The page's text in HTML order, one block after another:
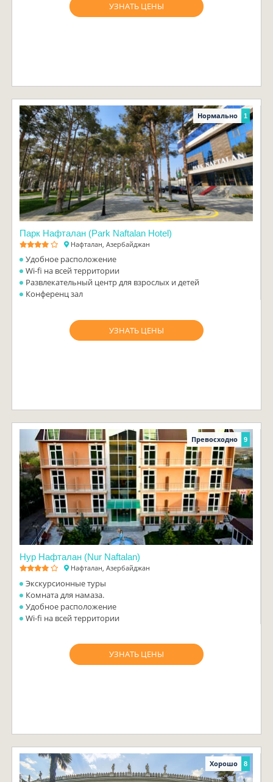
УЗНАТЬ ЦЕНЫ
Нормально 1
Парк Нафталан (Park Naftalan Hotel)
Нафталан, Азербайджан
Удобное расположение
Wi-fi на всей территории
Развлекательный центр для взрослых и детей
Конференц зал
УЗНАТЬ ЦЕНЫ
Превосходно 9
Нур Нафталан (Nur Naftalan)
Нафталан, Азербайджан
Экскурсионные туры
Комната для намаза.
Удобное расположение
Wi-fi на всей территории
УЗНАТЬ ЦЕНЫ
Хорошо 8